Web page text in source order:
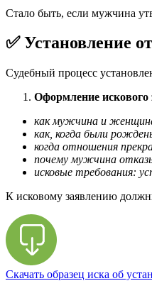
Стало быть, если мужчина
✅ Установление
Судебный процесс
Оформление искового
как мужчина и женщина
как, когда были
когда отношения
почему мужчина
исковые требования:
К исковому заявлению
Скачать образец иска об